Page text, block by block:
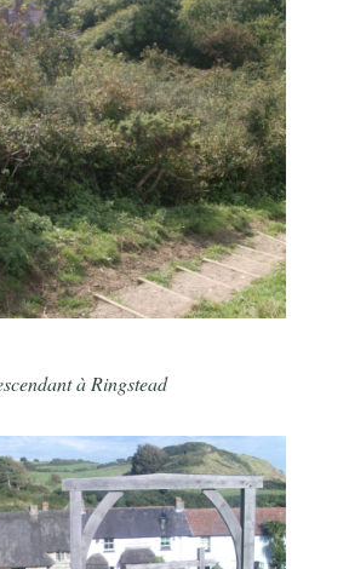
à Ringstead